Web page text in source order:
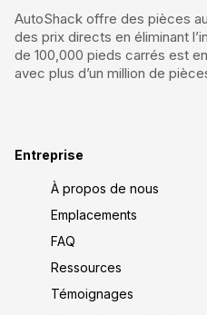
AutoShack offre des pièces
des prix directs en éliminant
de 100,000 pieds carrés est
avec plus d’un million de
Entreprise
À propos de nous
Emplacements
FAQ
Ressources
Témoignages